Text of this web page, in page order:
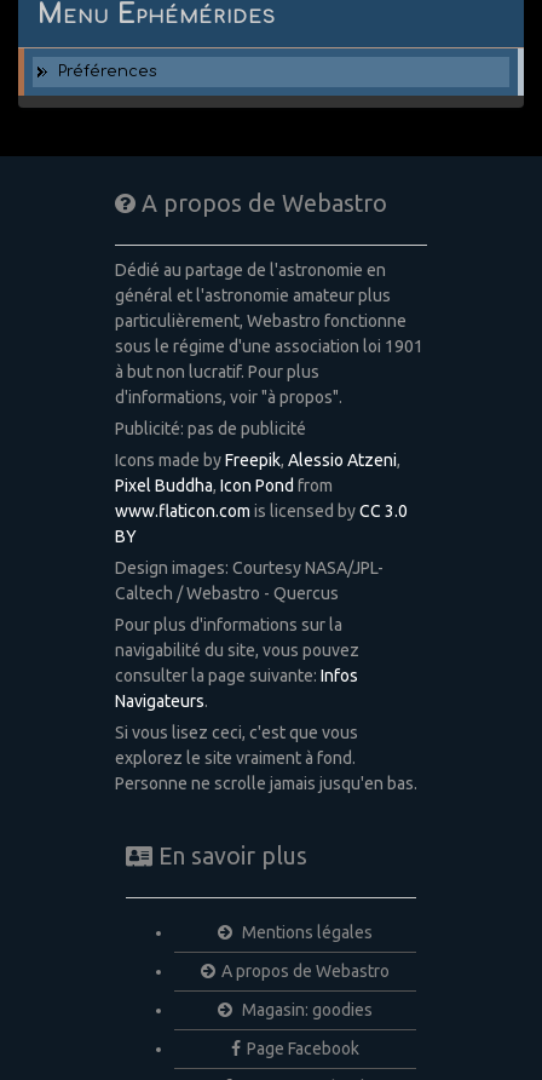
Menu Ephémérides
Préférences
A propos de Webastro
Dédié au partage de l'astronomie en
général et l'astronomie amateur plus
particulièrement, Webastro fonctionne
sous le régime d'une association loi 1901
à but non lucratif. Pour plus
d'informations, voir "à propos".
Publicité: pas de publicité
Icons made byFreepik, Alessio Atzeni,
Pixel Buddha, Icon Pond from
www.flaticon.com is licensed byCC 3.0
BY
Design images: Courtesy NASA/JPL-
Caltech / Webastro - Quercus
Pour plus d'informations sur la
navigabilité du site, vous pouvez
consulter la page suivante: Infos
Navigateurs.
Si vous lisez ceci, c'est que vous
explorez le site vraiment à fond.
Personne ne scrolle jamais jusqu'en bas.
En savoir plus
Mentions légales
A propos de Webastro
Magasin: goodies
Page Facebook